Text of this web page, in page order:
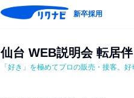
新卒採用
仙台 WEB説明会 転居
「好き」を極めてプロの販売・接客。